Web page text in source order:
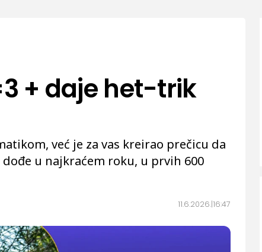
11.6.2026. 16:47
+ daje het-trik
već je za vas kreirao prečicu da
u najkraćem roku, u prvih 600